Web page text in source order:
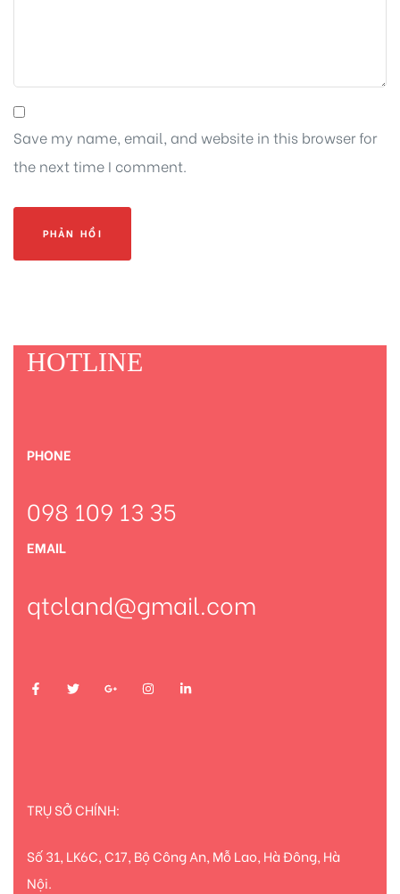
Save my name, email, and website in this browser for
the next time I comment.
HOTLINE
PHONE
098 109 13 35
EMAIL
qtcland@gmail.com
TRỤ SỞ CHÍNH:
Số 31, LK6C, C17, Bộ Công An, Mỗ Lao, Hà Đông, Hà
Nội.